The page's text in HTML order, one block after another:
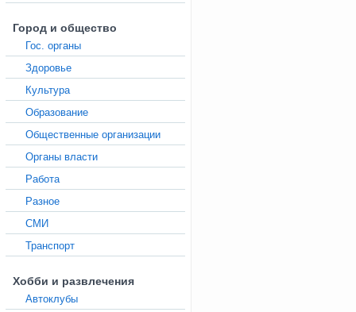
Город и общество
Гос. органы
Здоровье
Культура
Образование
Общественные организации
Органы власти
Работа
Разное
СМИ
Транспорт
Хобби и развлечения
Автоклубы